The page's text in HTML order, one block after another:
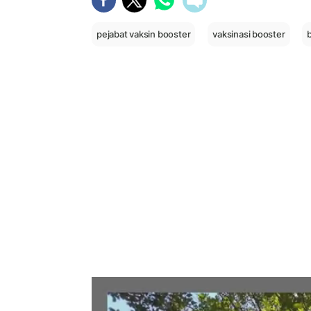
pejabat vaksin booster vaksinasi booster